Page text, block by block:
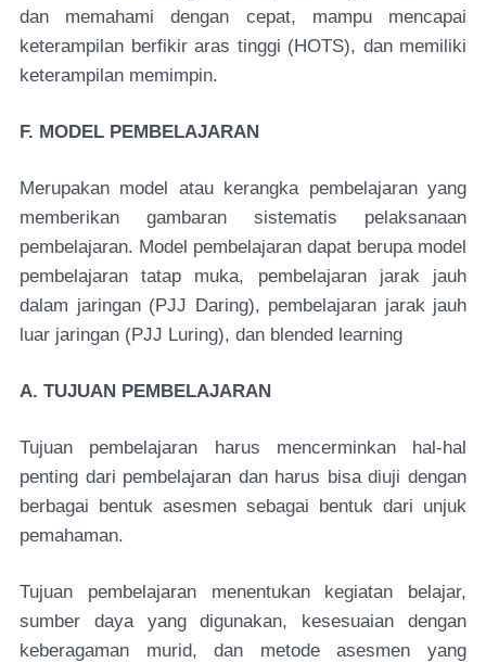
dan memahami dengan cepat, mampu mencapai
keterampilan berfikir aras tinggi (HOTS), dan memiliki
keterampilan memimpin.
F. MODEL PEMBELAJARAN
Merupakan model atau kerangka pembelajaran yang
memberikan gambaran sistematis pelaksanaan
pembelajaran. Model pembelajaran dapat berupa model
pembelajaran tatap muka, pembelajaran jarak jauh
dalam jaringan (PJJ Daring), pembelajaran jarak jauh
luar jaringan (PJJ Luring), dan blended learning
A. TUJUAN PEMBELAJARAN
Tujuan pembelajaran harus mencerminkan hal-hal
penting dari pembelajaran dan harus bisa diuji dengan
berbagai bentuk asesmen sebagai bentuk dari unjuk
pemahaman.
Tujuan pembelajaran menentukan kegiatan belajar,
sumber daya yang digunakan, kesesuaian dengan
keberagaman murid, dan metode asesmen yang